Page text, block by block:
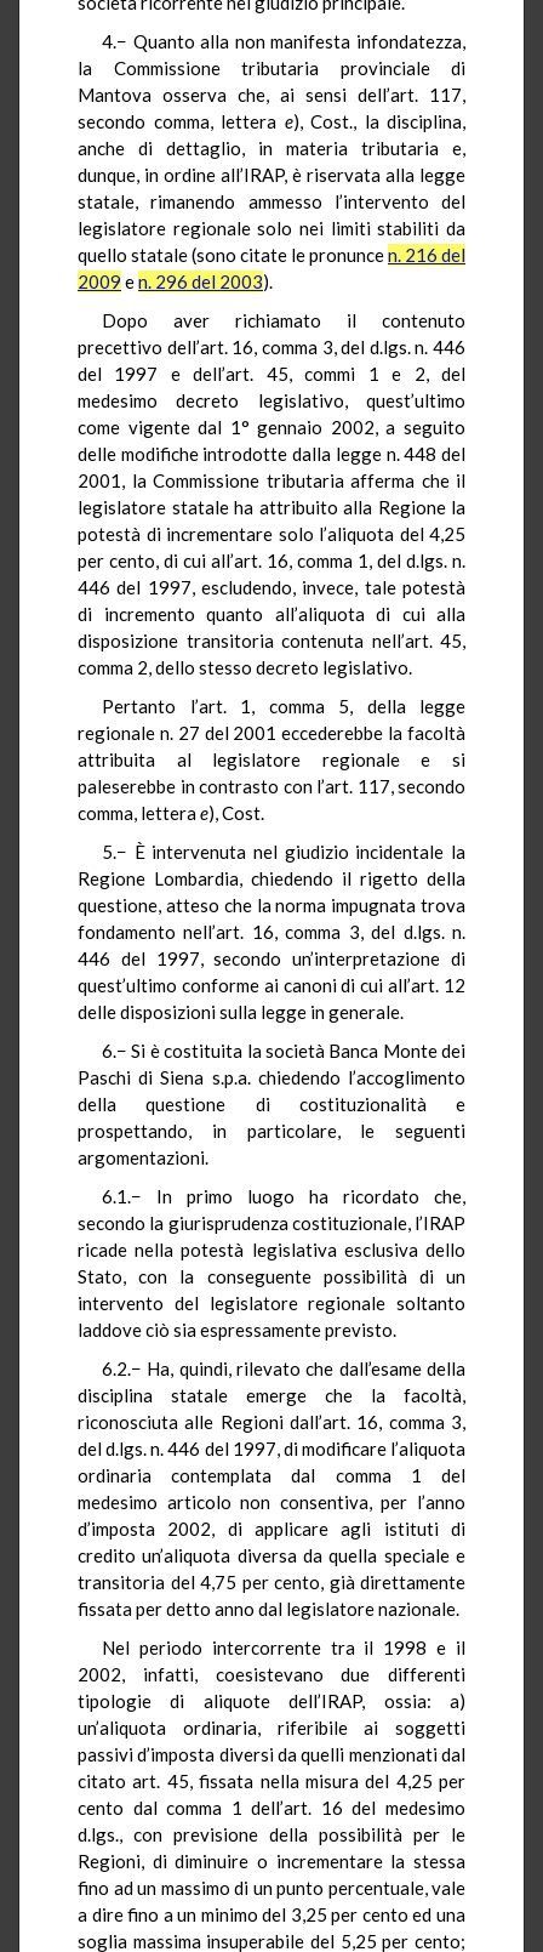
4.− Quanto alla non manifesta infondatezza,
la Commissione tributaria provinciale di
Mantova osserva che, ai sensi dell’art. 117,
secondo comma, lettera e), Cost., la disciplina,
anche di dettaglio, in materia tributaria e,
dunque, in ordine all’IRAP, è riservata alla legge
statale, rimanendo ammesso l’intervento del
legislatore regionale solo nei limiti stabiliti da
quello statale (sono citate le pronuncen. 216 del
2009 en. 296 del 2003).
Dopo aver richiamato il contenuto
precettivo dell’art. 16, comma 3, del d.lgs. n. 446
del 1997 e dell’art. 45, commi 1 e 2, del
medesimo decreto legislativo, quest’ultimo
come vigente dal 1° gennaio 2002, a seguito
delle modifiche introdotte dalla legge n. 448 del
2001, la Commissione tributaria afferma che il
legislatore statale ha attribuito alla Regione la
potestà di incrementare solo l’aliquota del 4,25
per cento, di cui all’art. 16, comma 1, del d.lgs. n.
446 del 1997, escludendo, invece, tale potestà
di incremento quanto all’aliquota di cui alla
disposizione transitoria contenuta nell’art. 45,
comma 2, dello stesso decreto legislativo.
Pertanto l’art. 1, comma 5, della legge
regionale n. 27 del 2001 eccederebbe la facoltà
attribuita al legislatore regionale e si
paleserebbe in contrasto con l’art. 117, secondo
comma, letterae), Cost.
5.− È intervenuta nel giudizio incidentale la
Regione Lombardia, chiedendo il rigetto della
questione, atteso che la norma impugnata trova
fondamento nell’art. 16, comma 3, del d.lgs. n.
446 del 1997, secondo un’interpretazione di
quest’ultimo conforme ai canoni di cui all’art. 12
delle disposizioni sulla legge in generale.
6.− Si è costituita la società Banca Monte dei
Paschi di Siena s.p.a. chiedendo l’accoglimento
della questione di costituzionalità e
prospettando, in particolare, le seguenti
argomentazioni.
6.1.− In primo luogo ha ricordato che,
secondo la giurisprudenza costituzionale, l’IRAP
ricade nella potestà legislativa esclusiva dello
Stato, con la conseguente possibilità di un
intervento del legislatore regionale soltanto
laddove ciò sia espressamente previsto.
6.2.− Ha, quindi, rilevato che dall’esame della
disciplina statale emerge che la facoltà,
riconosciuta alle Regioni dall’art. 16, comma 3,
del d.lgs. n. 446 del 1997, di modificare l’aliquota
ordinaria contemplata dal comma 1 del
medesimo articolo non consentiva, per l’anno
d’imposta 2002, di applicare agli istituti di
credito un’aliquota diversa da quella speciale e
transitoria del 4,75 per cento, già direttamente
fissata per detto anno dal legislatore nazionale.
Nel periodo intercorrente tra il 1998 e il
2002, infatti, coesistevano due differenti
tipologie di aliquote dell’IRAP, ossia: a)
un’aliquota ordinaria, riferibile ai soggetti
passivi d’imposta diversi da quelli menzionati dal
citato art. 45, fissata nella misura del 4,25 per
cento dal comma 1 dell’art. 16 del medesimo
d.lgs., con previsione della possibilità per le
Regioni, di diminuire o incrementare la stessa
fino ad un massimo di un punto percentuale, vale
a dire fino a un minimo del 3,25 per cento ed una
soglia massima insuperabile del 5,25 per cento;